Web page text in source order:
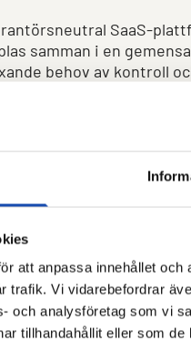
att anpassa innehållet
trafik. Vi vidarebefordrar
och analysföretag som vi
tillhandahållit eller som
SaaS-
samman i en
behov av kontroll
till Amidos styrelse.
av att utveckla digitala
som ett skalbart
direktör för
identitet och
i